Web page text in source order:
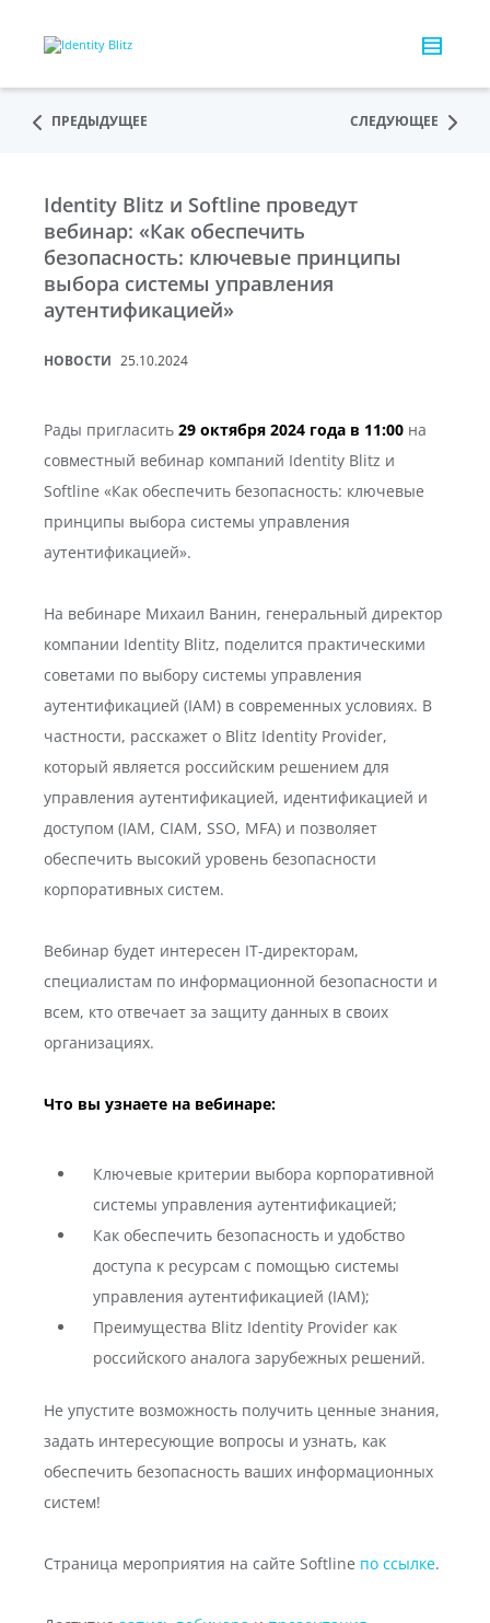
ПРЕДЫДУЩЕЕ СЛЕДУЮЩЕЕ
Identity Blitz и Softline проведут
вебинар: «Как обеспечить
безопасность: ключевые принципы
выбора системы управления
аутентификацией»
НОВОСТИ 25.10.2024
Рады пригласить 29 октября 2024 года в 11:00 на
совместный вебинар компаний Identity Blitz и
Softline «Как обеспечить безопасность: ключевые
принципы выбора системы управления
аутентификацией».
На вебинаре Михаил Ванин, генеральный директор
компании Identity Blitz, поделится практическими
советами по выбору системы управления
аутентификацией (IAM) в современных условиях. В
частности, расскажет о Blitz Identity Provider,
который является российским решением для
управления аутентификацией, идентификацией и
доступом (IAM, CIAM, SSO, MFA) и позволяет
обеспечить высокий уровень безопасности
корпоративных систем.
Вебинар будет интересен IT-директорам,
специалистам по информационной безопасности и
всем, кто отвечает за защиту данных в своих
организациях.
Что вы узнаете на вебинаре:
Ключевые критерии выбора корпоративной
системы управления аутентификацией;
Как обеспечить безопасность и удобство
доступа к ресурсам с помощью системы
управления аутентификацией (IAM);
Преимущества Blitz Identity Provider как
российского аналога зарубежных решений.
Не упустите возможность получить ценные знания,
задать интересующие вопросы и узнать, как
обеспечить безопасность ваших информационных
систем!
Страница мероприятия на сайте Softline по ссылке.